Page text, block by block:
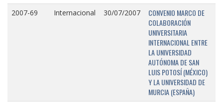
2007-69 Internacional 30/07/2007
CONVENIO MARCO DE
COLABORACIÓN
UNIVERSITARIA
INTERNACIONAL ENTRE
LA UNIVERSIDAD
AUTÓNOMA DE SAN
LUIS POTOSÍ (MÉXICO)
Y LA UNIVERSIDAD DE
MURCIA (ESPAÑA)